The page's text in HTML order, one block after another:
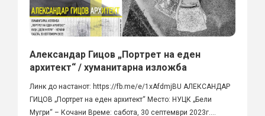
Александар Гицов „Портрет на еден
архитект“ / хуманитарна изложба
Линк до настанот: https://fb.me/e/1xAfdmjBU АЛЕКСАНДАР
ГИЦОВ „Портрет на еден архитект“ Место: НУЦК „Бели
Мугри“ – Кочани Време: сабота, 30 септември 2023г....